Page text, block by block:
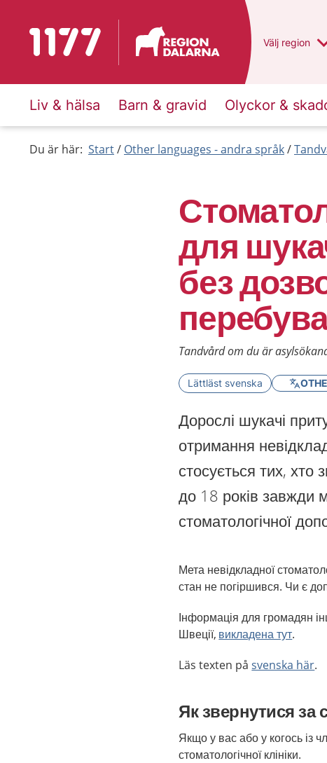
To start page for 1177 Du har valt
Välj en annan
region
Liv & hälsa Barn & gravid Olyckor &
Du är här: Start Other languages - andra språk
для
без
Tandvård om du är
Lättläst svenska
Дорослі шукачі
отримання
стосується тих, хто
до 18 років завжди
стоматологічної
Мета невідкладної
стан не погіршився. Чи є
Інформація для громадян
Швеції, викладена тут.
Läs texten påsvenska här.
Як звернутися
Якщо у вас або у когось із
стоматологічної клініки.